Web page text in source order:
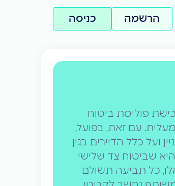
הרשמה כניסה
פוליסת ביטוח
עם זאת, בפועל,
ועל כלל הדיירים בגין
שביטוח צד שלישי
כל תביעה תשולם